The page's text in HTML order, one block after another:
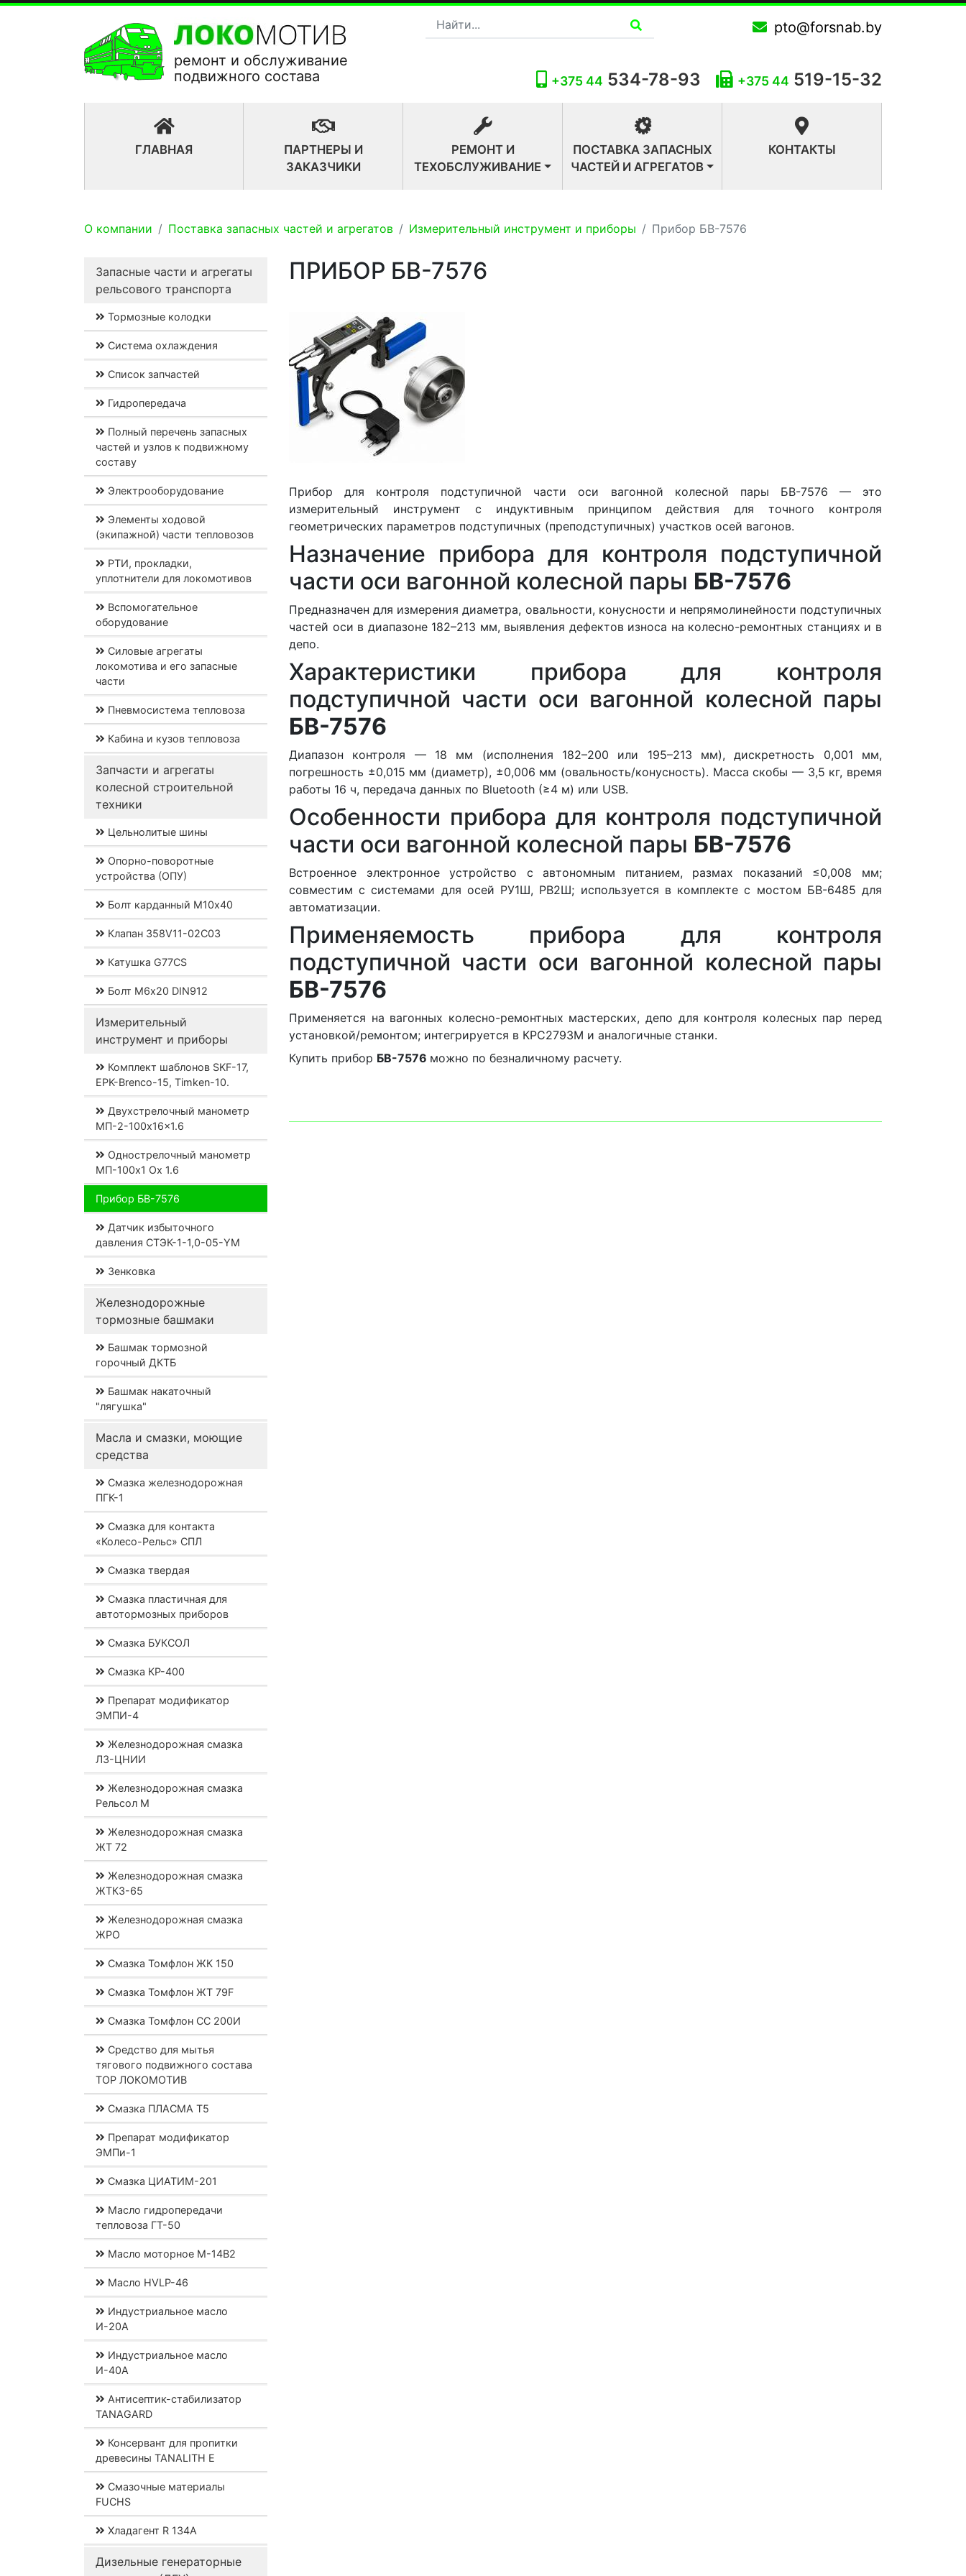
ремонт и обслуживание
подвижного состава
pto@forsnab.by
+375 44 534-78-93 +375 44 519-15-32
ГЛАВНАЯ
ПАРТНЕРЫ И
ЗАКАЗЧИКИ
РЕМОНТ И
ТЕХОБСЛУЖИВАНИЕ
ПОСТАВКА ЗАПАСНЫХ
ЧАСТЕЙ И АГРЕГАТОВ
КОНТАКТЫ
О компании Поставка запасных частей и агрегатов Измерительный инструмент и приборы Прибор БВ-7576
Запасные части и агрегаты
рельсового транспорта
Тормозные колодки
Система охлаждения
Список запчастей
Гидропередача
Полный перечень запасных
частей и узлов к подвижному
составу
Электрооборудование
Элементы ходовой
(экипажной) части тепловозов
РТИ, прокладки,
уплотнители для локомотивов
Вспомогательное
оборудование
Силовые агрегаты
локомотива и его запасные
части
Пневмосистема тепловоза
Кабина и кузов тепловоза
Запчасти и агрегаты
колесной строительной
техники
Цельнолитые шины
Опорно-поворотные
устройства (ОПУ)
Болт карданный М10х40
Клапан 358V11-02C03
Катушка G77CS
Болт М6х20 DIN912
Измерительный
инструмент и приборы
Комплект шаблонов SKF-17,
EPK-Brenco-15, Timken-10.
Двухстрелочный манометр
МП-2-100x16x1.6
Однострелочный манометр
МП-100x1 Ох 1.6
Прибор БВ-7576
Датчик избыточного
давления СТЭК-1-1,0-05-YM
Зенковка
Железнодорожные
тормозные башмаки
Башмак тормозной
горочный ДКТБ
Башмак накаточный
"лягушка"
Масла и смазки, моющие
средства
Смазка железнодорожная
ПГК-1
Смазка для контакта
«Колесо-Рельс» СПЛ
Смазка твердая
Смазка пластичная для
автотормозных приборов
Смазка БУКСОЛ
Смазка КР-400
Препарат модификатор
ЭМПИ-4
Железнодорожная смазка
ЛЗ-ЦНИИ
Железнодорожная смазка
Рельсол М
Железнодорожная смазка
ЖТ 72
Железнодорожная смазка
ЖТКЗ-65
Железнодорожная смазка
ЖРО
Смазка Томфлон ЖК 150
Смазка Томфлон ЖТ 79F
Смазка Томфлон СС 200И
Средство для мытья
тягового подвижного состава
ТОР ЛОКОМОТИВ
Смазка ПЛАСМА Т5
Препарат модификатор
ЭМПи-1
Смазка ЦИАТИМ-201
Масло гидропередачи
тепловоза ГТ-50
Масло моторное М-14В2
Масло HVLP-46
Индустриальное масло
И-20А
Индустриальное масло
И-40А
Антисептик-стабилизатор
TANAGARD
Консервант для пропитки
древесины TANALITH E
Смазочные материалы
FUCHS
Хладагент R 134A
Дизельные генераторные
ПРИБОР БВ-7576
Прибор для контроля подступичной части оси вагонной колесной пары БВ-7576 — это
измерительный инструмент с индуктивным принципом действия для точного контроля
геометрических параметров подступичных (преподступичных) участков осей вагонов.
Назначение прибора для контроля подступичной
части оси вагонной колесной пары БВ-7576
Предназначен для измерения диаметра, овальности, конусности и непрямолинейности подступичных
частей оси в диапазоне 182–213 мм, выявления дефектов износа на колесно-ремонтных станциях и в
депо.
Характеристики прибора для контроля
подступичной части оси вагонной колесной пары
БВ-7576
Диапазон контроля — 18 мм (исполнения 182–200 или 195–213 мм), дискретность 0,001 мм,
погрешность ±0,015 мм (диаметр), ±0,006 мм (овальность/конусность). Масса скобы — 3,5 кг, время
работы 16 ч, передача данных по Bluetooth (≥4 м) или USB.
Особенности прибора для контроля подступичной
части оси вагонной колесной пары БВ-7576
Встроенное электронное устройство с автономным питанием, размах показаний ≤0,008 мм;
совместим с системами для осей РУ1Ш, РВ2Ш; используется в комплекте с мостом БВ-6485 для
автоматизации.
Применяемость прибора для контроля
подступичной части оси вагонной колесной пары
БВ-7576
Применяется на вагонных колесно-ремонтных мастерских, депо для контроля колесных пар перед
установкой/ремонтом; интегрируется в КРС2793М и аналогичные станки.
Купить прибор БВ-7576 можно по безналичному расчету.